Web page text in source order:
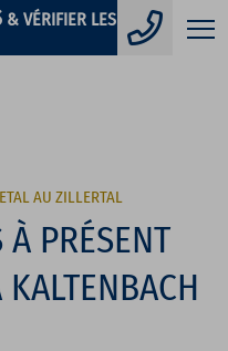
& VÉRIFIER LES
AU ZILLERTAL
À PRÉSENT